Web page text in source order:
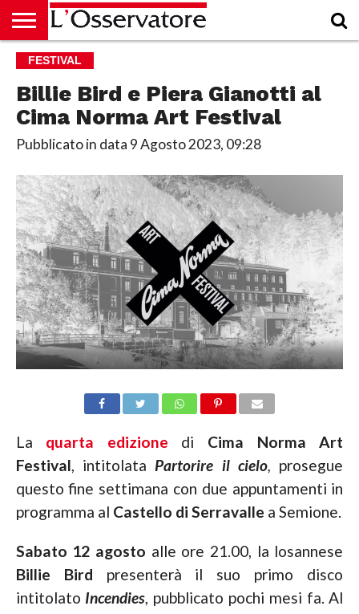
HOME
CULTURA
ECONOMIA
RUBRICHE
ARCHIVIO
PODCAST
ABBONAMENTO
CHI
ACCEDI
FESTIVAL
Billie Bird e Piera Gianotti al
Cima Norma Art Festival
Pubblicato in data 9 Agosto 2023, 09:28
La quarta edizione di Cima Norma Art
Festival, intitolata Partorire il cielo, prosegue
questo fine settimana con due appuntamenti in
programma al Castello di Serravalle a Semione.
Sabato 12 agosto alle ore 21.00, la losannese
Billie Bird presenterà il suo primo disco
intitolato Incendies, pubblicato pochi mesi fa. Al